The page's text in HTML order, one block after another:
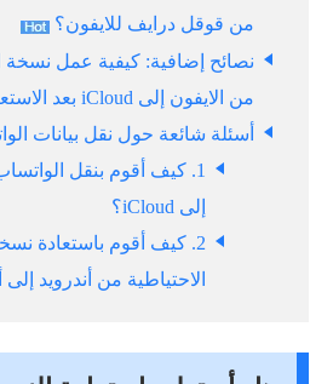
من قوقل درايف للايفون؟
نصائح إضافية: كيفية عمل نسخة
من الايفون إلى iCloud بعد الاستعادة
أسئلة شائعة حول نقل بيانات
1. كيف أقوم بنقل
إلى iCloud؟
2. كيف أقوم باستعادة
الاحتياطية من أندرويد